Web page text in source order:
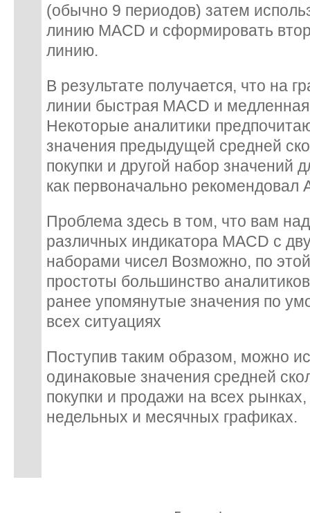
(обычно 9 периодов) затем
линию MACD и сформировать
линию.
В результате получается, что на
линии быстрая MACD и
Некоторые аналитики
значения предыдущей средней
покупки и другой набор значений
как первоначально рекомендовал
Проблема здесь в том, что вам
различных индикатора MACD с
наборами чисел Возможно, по
простоты большинство
ранее упомянутые значения по
всех ситуациях
Поступив таким образом, можно
одинаковые значения средней
покупки и продажи на всех
недельных и месячных графиках.